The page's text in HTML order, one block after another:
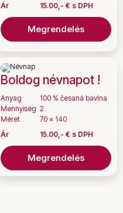
Ár
15.00,- € s DPH
Megrendelés
Boldog névnapot !
Anyag
100 % česaná bavlna
Mennyiség 2
Méret
70 x 140
Ár
15.00,- € s DPH
Megrendelés